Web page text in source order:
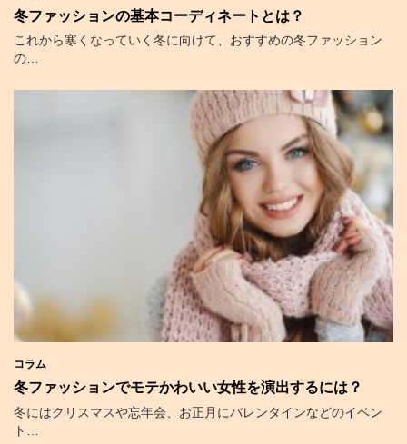
冬ファッションの基本コーディネートとは？
これから寒くなっていく冬に向けて、おすすめの冬ファッション
の…
コラム
冬ファッションでモテかわいい女性を演出するには？
冬にはクリスマスや忘年会、お正月にバレンタインなどのイベン
ト…